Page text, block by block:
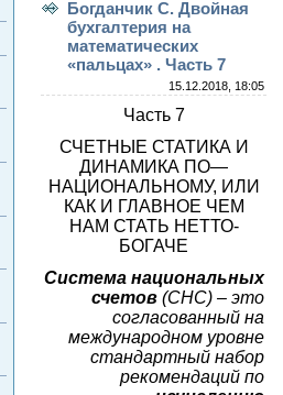
Богданчик С. Двойная
бухгалтерия на
математических
«пальцах» . Часть 7
15.12.2018, 18:05
Часть 7
СЧЕТНЫЕ СТАТИКА И
ДИНАМИКА ПО—
НАЦИОНАЛЬНОМУ, ИЛИ
КАК И ГЛАВНОЕ ЧЕМ
НАМ СТАТЬ НЕТТО-
БОГАЧЕ
Система национальных
счетов(СНС) – это
согласованный на
международном уровне
стандартный набор
рекомендаций по